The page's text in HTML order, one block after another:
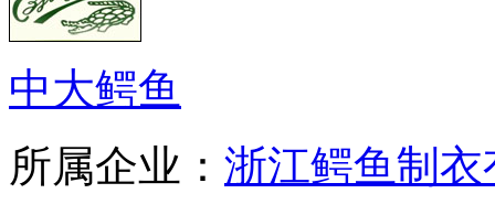
中大鳄鱼
所属企业： 浙江鳄鱼制